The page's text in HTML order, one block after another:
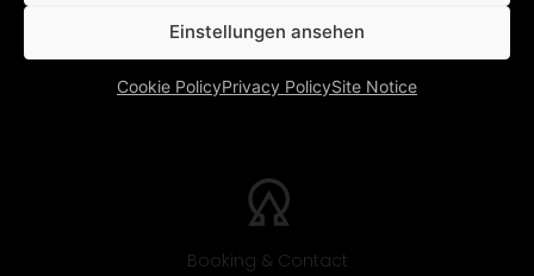
Einstellungen ansehen
Cookie PolicyPrivacy PolicySite Notice
Booking & Contact